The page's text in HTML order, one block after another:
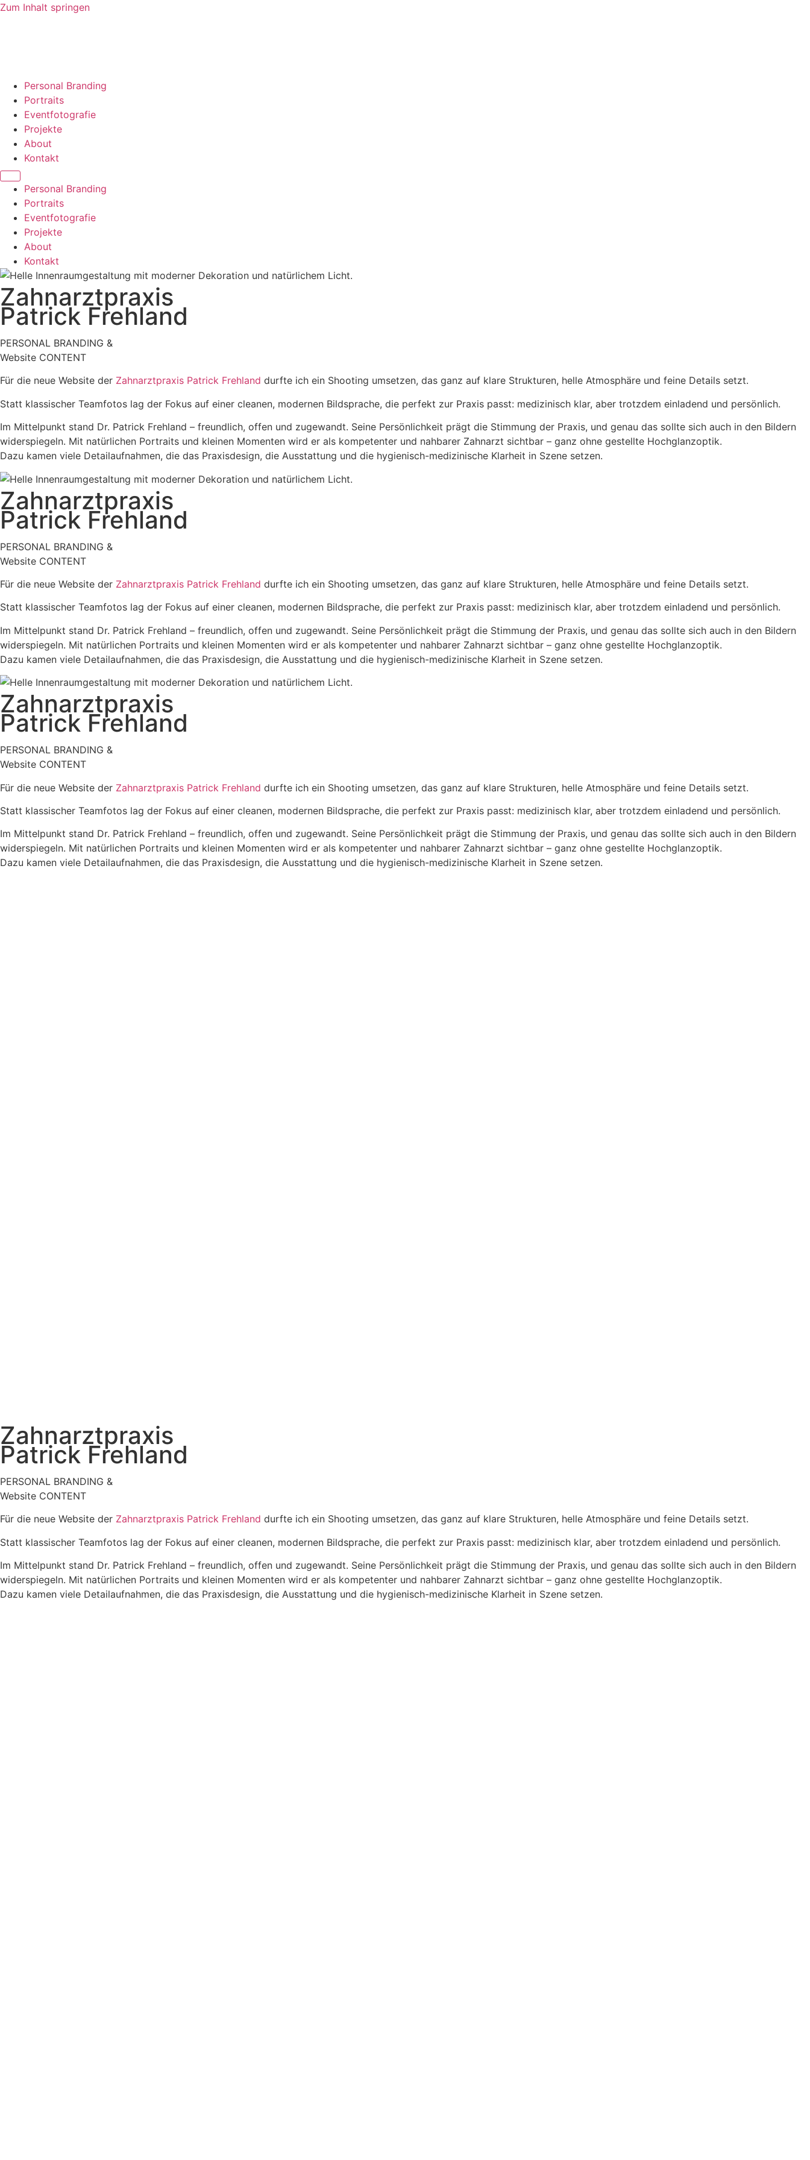
Zum Inhalt springen
Personal Branding
Portraits
Eventfotografie
Projekte
About
Kontakt
Personal Branding
Portraits
Eventfotografie
Projekte
About
Kontakt
Zahnarztpraxis
Patrick Frehland
PERSONAL BRANDING &
Website CONTENT
Für die neue Website der Zahnarztpraxis Patrick Frehland durfte ich ein Shooting umsetzen, das ganz auf klare Strukturen, helle Atmosphäre und feine Details setzt.
Statt klassischer Teamfotos lag der Fokus auf einer cleanen, modernen Bildsprache, die perfekt zur Praxis passt: medizinisch klar, aber trotzdem einladend und persönlich.
Im Mittelpunkt stand Dr. Patrick Frehland – freundlich, offen und zugewandt. Seine Persönlichkeit prägt die Stimmung der Praxis, und genau das sollte sich auch in den Bildern
widerspiegeln. Mit natürlichen Portraits und kleinen Momenten wird er als kompetenter und nahbarer Zahnarzt sichtbar – ganz ohne gestellte Hochglanzoptik.
Dazu kamen viele Detailaufnahmen, die das Praxisdesign, die Ausstattung und die hygienisch-medizinische Klarheit in Szene setzen.
Zahnarztpraxis
Patrick Frehland
PERSONAL BRANDING &
Website CONTENT
Für die neue Website der Zahnarztpraxis Patrick Frehland durfte ich ein Shooting umsetzen, das ganz auf klare Strukturen, helle Atmosphäre und feine Details setzt.
Statt klassischer Teamfotos lag der Fokus auf einer cleanen, modernen Bildsprache, die perfekt zur Praxis passt: medizinisch klar, aber trotzdem einladend und persönlich.
Im Mittelpunkt stand Dr. Patrick Frehland – freundlich, offen und zugewandt. Seine Persönlichkeit prägt die Stimmung der Praxis, und genau das sollte sich auch in den Bildern
widerspiegeln. Mit natürlichen Portraits und kleinen Momenten wird er als kompetenter und nahbarer Zahnarzt sichtbar – ganz ohne gestellte Hochglanzoptik.
Dazu kamen viele Detailaufnahmen, die das Praxisdesign, die Ausstattung und die hygienisch-medizinische Klarheit in Szene setzen.
Zahnarztpraxis
Patrick Frehland
PERSONAL BRANDING &
Website CONTENT
Für die neue Website der Zahnarztpraxis Patrick Frehland durfte ich ein Shooting umsetzen, das ganz auf klare Strukturen, helle Atmosphäre und feine Details setzt.
Statt klassischer Teamfotos lag der Fokus auf einer cleanen, modernen Bildsprache, die perfekt zur Praxis passt: medizinisch klar, aber trotzdem einladend und persönlich.
Im Mittelpunkt stand Dr. Patrick Frehland – freundlich, offen und zugewandt. Seine Persönlichkeit prägt die Stimmung der Praxis, und genau das sollte sich auch in den Bildern
widerspiegeln. Mit natürlichen Portraits und kleinen Momenten wird er als kompetenter und nahbarer Zahnarzt sichtbar – ganz ohne gestellte Hochglanzoptik.
Dazu kamen viele Detailaufnahmen, die das Praxisdesign, die Ausstattung und die hygienisch-medizinische Klarheit in Szene setzen.
Zahnarztpraxis
Patrick Frehland
PERSONAL BRANDING &
Website CONTENT
Für die neue Website der Zahnarztpraxis Patrick Frehland durfte ich ein Shooting umsetzen, das ganz auf klare Strukturen, helle Atmosphäre und feine Details setzt.
Statt klassischer Teamfotos lag der Fokus auf einer cleanen, modernen Bildsprache, die perfekt zur Praxis passt: medizinisch klar, aber trotzdem einladend und persönlich.
Im Mittelpunkt stand Dr. Patrick Frehland – freundlich, offen und zugewandt. Seine Persönlichkeit prägt die Stimmung der Praxis, und genau das sollte sich auch in den Bildern
widerspiegeln. Mit natürlichen Portraits und kleinen Momenten wird er als kompetenter und nahbarer Zahnarzt sichtbar – ganz ohne gestellte Hochglanzoptik.
Dazu kamen viele Detailaufnahmen, die das Praxisdesign, die Ausstattung und die hygienisch-medizinische Klarheit in Szene setzen.